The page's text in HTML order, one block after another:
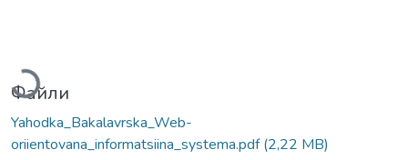
Вантажиться...
Файли
Yahodka_Bakalavrska_Web-
oriientovana_informatsiina_systema.pdf(2,22 MB)